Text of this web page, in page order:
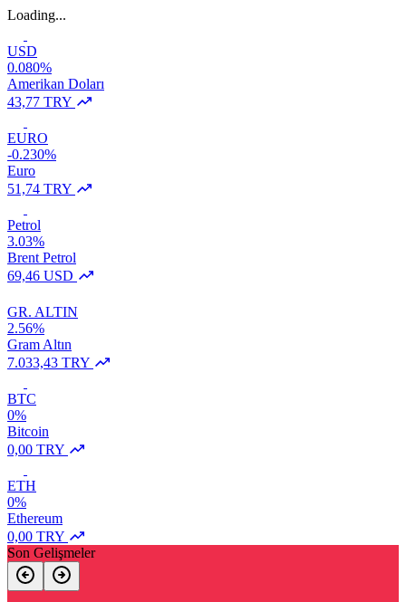
Loading...
USD
0.080%
Amerikan Doları
43,77 TRY
EURO
-0.230%
Euro
51,74 TRY
Petrol
3.03%
Brent Petrol
69,46 USD
GR. ALTIN
2.56%
Gram Altın
7.033,43 TRY
BTC
0%
Bitcoin
0,00 TRY
ETH
0%
Ethereum
0,00 TRY
Son Gelişmeler